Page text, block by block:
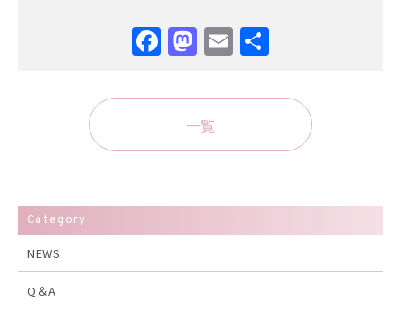
Facebook
Mastodon
Email
一覧
Category
NEWS
Q＆A